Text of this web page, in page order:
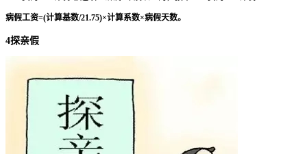
病假工资=(计算基数/21.75)×计算系数×病假天数。
4探亲假